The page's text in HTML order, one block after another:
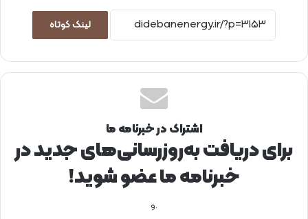
لینک کوتاه
اشتراک در خبرنامه ما
برای دریافت به‌روزرسانی‌های جدید در
خبرنامه ما عضو شوید!
.و